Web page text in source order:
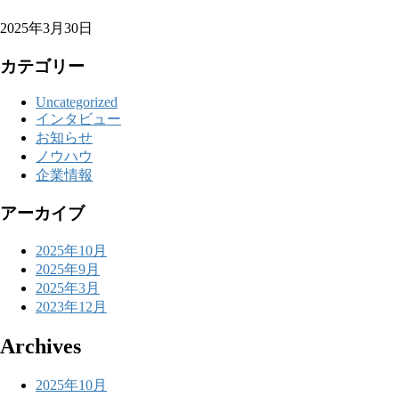
2025年3月30日
カテゴリー
Uncategorized
インタビュー
お知らせ
ノウハウ
企業情報
アーカイブ
2025年10月
2025年9月
2025年3月
2023年12月
Archives
2025年10月